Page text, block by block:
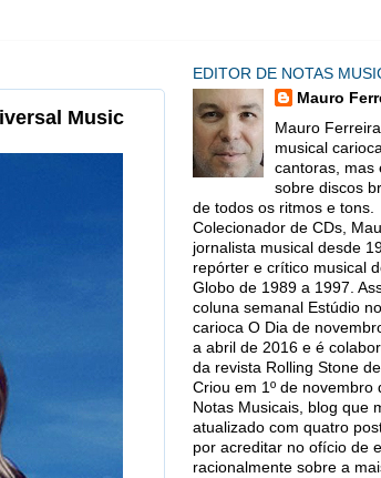
Music
EDITOR DE NOTAS
Mauro
Mauro
musical
cantoras, mas
sobre discos
de todos os ritmos e tons.
Colecionador de CDs,
jornalista musical desde
repórter e crítico musical
Globo de 1989 a 1997.
coluna semanal Estúdio
carioca O Dia de
a abril de 2016 e é
da revista Rolling Stone
Criou em 1º de novembro
Notas Musicais, blog que
atualizado com quatro
por acreditar no ofício de
racionalmente sobre a